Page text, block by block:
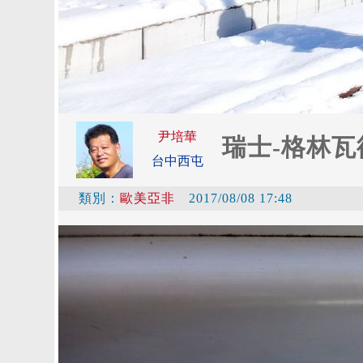
尹培華
台中西屯
瑞士-格林瓦
類別： 歐美亞非 2017/08/08 17:48